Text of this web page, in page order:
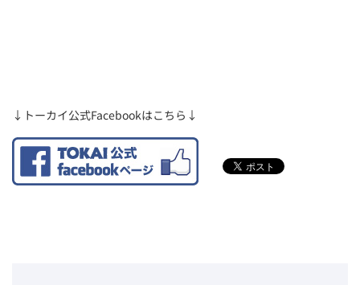
↓トーカイ公式Facebookはこちら↓